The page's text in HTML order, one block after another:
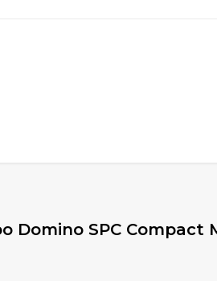
Domino SPC Compact